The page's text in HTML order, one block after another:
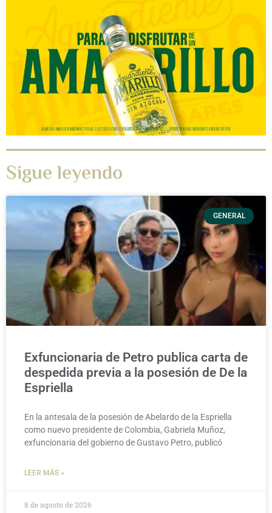
Sigue leyendo
GENERAL
Exfuncionaria de Petro publica carta de
despedida previa a la posesión de De la
Espriella
En la antesala de la posesión de Abelardo de la Espriella
como nuevo presidente de Colombia, Gabriela Muñoz,
exfuncionaria del gobierno de Gustavo Petro, publicó
LEER MÁS »
8 de agosto de 2026